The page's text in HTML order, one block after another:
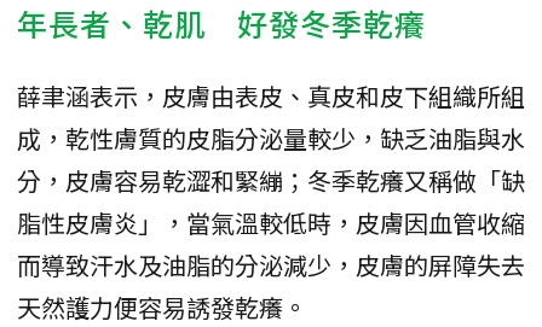
年長者、乾肌 好發冬季乾癢
薛聿涵表示，皮膚由表皮、真皮和皮下組織所組
成，乾性膚質的皮脂分泌量較少，缺乏油脂與水
分，皮膚容易乾澀和緊繃；冬季乾癢又稱做「缺
脂性皮膚炎」，當氣溫較低時，皮膚因血管收縮
而導致汗水及油脂的分泌減少，皮膚的屏障失去
天然護力便容易誘發乾癢。